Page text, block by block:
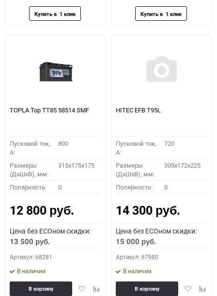
TOPLA Top TT85 58514 SMF
Пусковой ток,
A:
800
Размеры
(ДхШхВ), мм:
315x175x175
Полярность: 0
12 800 руб.
Цена без ECOном скидки:
13 500 руб.
Артикул: 68281
В наличии
ДобавитьДобавить
В корзину
HITEC EFB T95L
Пусковой ток,
A:
720
Размеры
(ДхШхВ), мм:
305х172х225
Полярность: 0
14 300 руб.
Цена без ECOном скидки:
15 000 руб.
Артикул: 67980
В наличии
Добавить
В корзину